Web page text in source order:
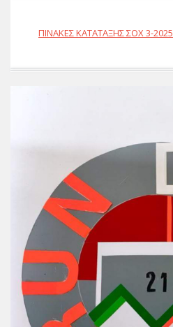
ΠΙΝΑΚΕΣ ΚΑΤΑΤΑΞΗΣ ΣΟΧ 3-2025